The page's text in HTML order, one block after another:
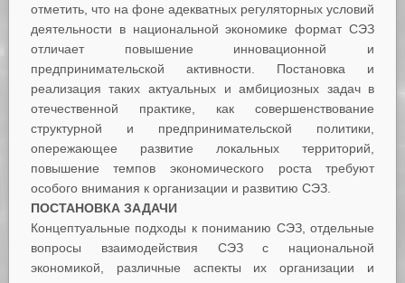
отметить, что на фоне адекватных регуляторных условий
деятельности в национальной экономике формат СЭЗ
отличает повышение инновационной и
предпринимательской активности. Постановка и
реализация таких актуальных и амбициозных задач в
отечественной практике, как совершенствование
структурной и предпринимательской политики,
опережающее развитие локальных территорий,
повышение темпов экономического роста требуют
особого внимания к организации и развитию СЭЗ.
ПОСТАНОВКА ЗАДАЧИ
Концептуальные подходы к пониманию СЭЗ, отдельные
вопросы взаимодействия СЭЗ с национальной
экономикой, различные аспекты их организации и